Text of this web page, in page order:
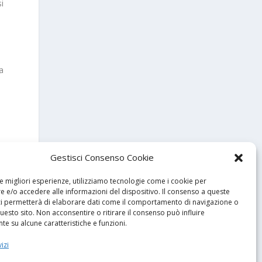
Gestisci Consenso Cookie
migliori esperienze, utilizziamo tecnologie come i cookie per
e/o accedere alle informazioni del dispositivo. Il consenso a queste
permetterà di elaborare dati come il comportamento di navigazione o
sito. Non acconsentire o ritirare il consenso può influire
su alcune caratteristiche e funzioni.